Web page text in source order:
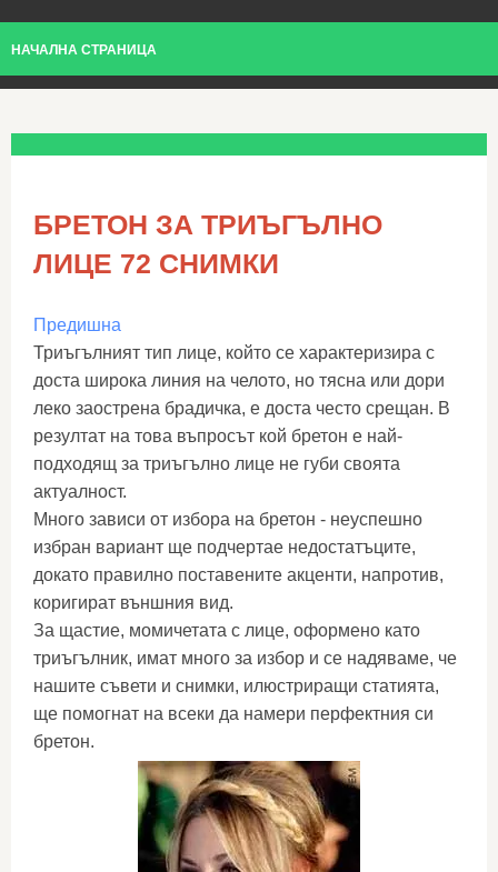
НАЧАЛНА СТРАНИЦА
БРЕТОН ЗА ТРИЪГЪЛНО
ЛИЦЕ 72 СНИМКИ
Предишна
Триъгълният тип лице, който се характеризира с
доста широка линия на челото, но тясна или дори
леко заострена брадичка, е доста често срещан. В
резултат на това въпросът кой бретон е най-
подходящ за триъгълно лице не губи своята
актуалност.
Много зависи от избора на бретон - неуспешно
избран вариант ще подчертае недостатъците,
докато правилно поставените акценти, напротив,
коригират външния вид.
За щастие, момичетата с лице, оформено като
триъгълник, имат много за избор и се надяваме, че
нашите съвети и снимки, илюстриращи статията,
ще помогнат на всеки да намери перфектния си
бретон.